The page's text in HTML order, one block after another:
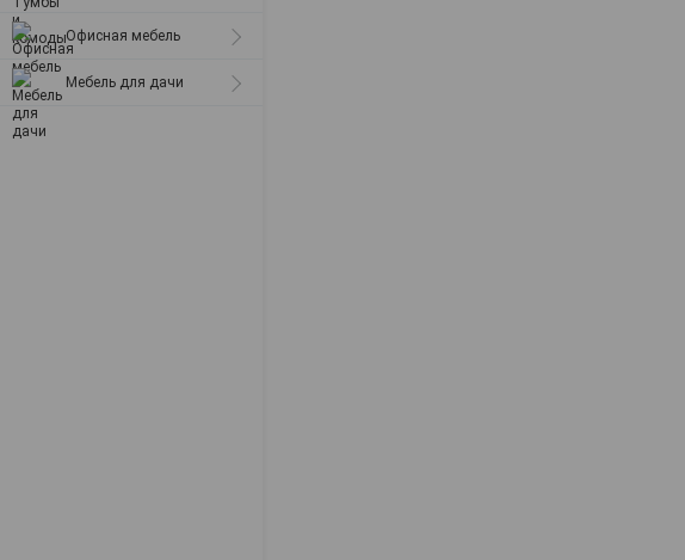
Офисная мебель
Мебель для дачи